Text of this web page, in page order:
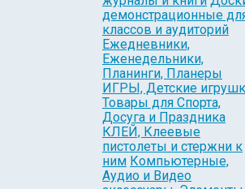
демонстрационные
классов и аудиторий
Ежедневники,
Еженедельники,
Планинги, Планеры
ИГРЫ, Детские
Товары для Спорта,
Досуга и Праздника
КЛЕЙ, Клеевые
пистолеты и стержни к
ним Компьютерные,
Аудио и Видео